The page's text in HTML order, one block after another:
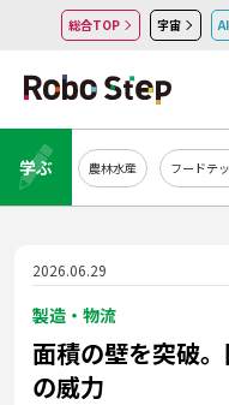
総合TOP 宇宙 AI
学ぶ 農林水産 フードテ
2026.06.29
製造・物流
面積の壁を突破
の威力